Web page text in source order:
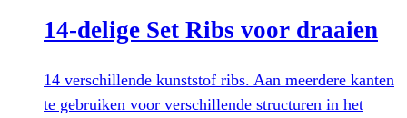
14-delige Set Ribs voor draaien
14 verschillende kunststof ribs. Aan meerdere kanten
te gebruiken voor verschillende structuren in het